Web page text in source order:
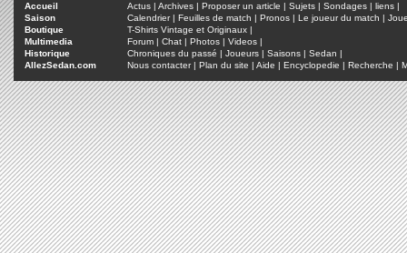
Accueil Actus | Archives | Proposer un article | Sujets | Sondages | liens |
Saison
Calendrier| Feuilles de match | Pronos | Le joueur du match |
Boutique
T-Shirts Vintage et Originaux |
Multimedia
Forum | Chat | Photos | Videos |
Historique
Chroniques du passé | Joueurs | Saisons | Sedan |
AllezSedan.com
Nous contacter| Plan du site | Aide | Encyclopedie | Recherche |